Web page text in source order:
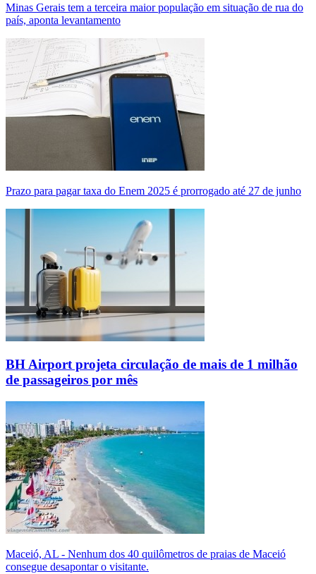
Minas Gerais tem a terceira maior população em situação de rua do
país, aponta levantamento
Prazo para pagar taxa do Enem 2025 é prorrogado até 27 de junho
BH Airport projeta circulação de mais de 1 milhão
de passageiros por mês
Maceió, AL - Nenhum dos 40 quilômetros de praias de Maceió
consegue desapontar o visitante.